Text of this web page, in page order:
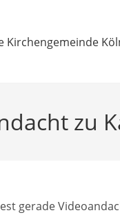
zu
öffnen